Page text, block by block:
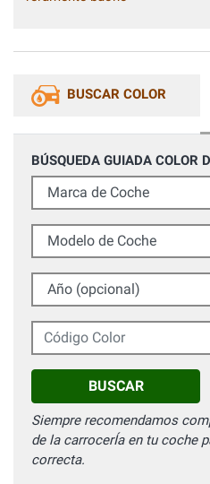
BUSCAR COLOR
BÚSQUEDA GUIADA COLOR
Marca de Coche
Modelo de Coche
Año (opcional)
Código Color
BUSCAR
Siempre recomendamos
de la carrocerÍa en tu coche
correcta.